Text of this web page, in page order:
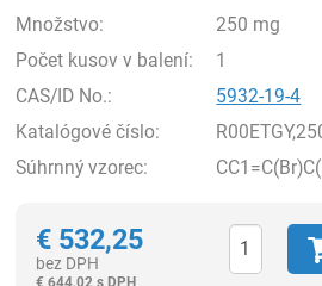
Množstvo:
250 mg
Počet kusov v balení:
1
CAS/ID No.:
5932-19-4
Katalógové číslo:
Súhrnný vzorec:
€ 532,25
bez DPH
€ 644,02 s DPH